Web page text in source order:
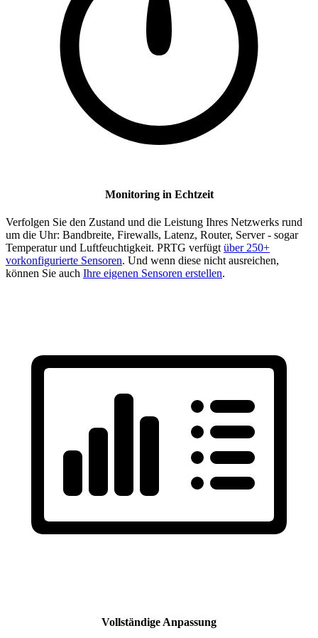
Monitoring in Echtzeit
Verfolgen Sie den Zustand und die Leistung Ihres Netzwerks rund
um die Uhr: Bandbreite, Firewalls, Latenz, Router, Server - sogar
Temperatur und Luftfeuchtigkeit. PRTG verfügt über 250+
vorkonfigurierte Sensoren. Und wenn diese nicht ausreichen,
können Sie auch Ihre eigenen Sensoren erstellen.
Vollständige Anpassung